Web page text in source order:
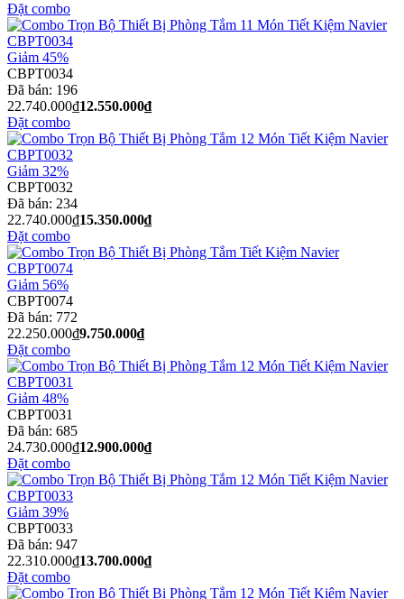
Đặt combo
Giảm 45%
CBPT0034
Đã bán: 196
22.740.000₫12.550.000₫
Đặt combo
Giảm 32%
CBPT0032
Đã bán: 234
22.740.000₫15.350.000₫
Đặt combo
Giảm 56%
CBPT0074
Đã bán: 772
22.250.000₫9.750.000₫
Đặt combo
Giảm 48%
CBPT0031
Đã bán: 685
24.730.000₫12.900.000₫
Đặt combo
Giảm 39%
CBPT0033
Đã bán: 947
22.310.000₫13.700.000₫
Đặt combo